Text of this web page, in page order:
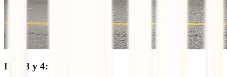
Días 3 y 4: Trinidad